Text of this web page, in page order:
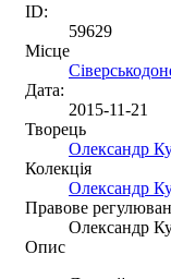
ID:
59629
Місце
Дата:
2015-11-21
Творець
Олександр
Колекція
Олександр
Правове
Олександр
Опис